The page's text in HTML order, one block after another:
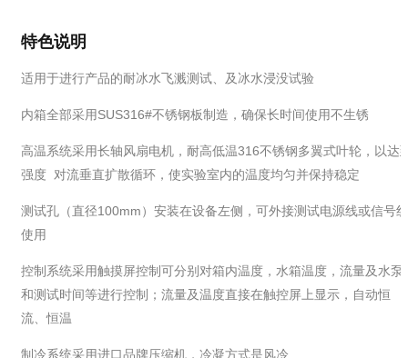
特色说明
适用于进行产品的耐冰水飞溅测试、及冰水浸没试验
内箱全部采用SUS316#不锈钢板制造，确保长时间使用不生锈
高温系统采用长轴风扇电机，耐高低温316不锈钢多翼式叶轮，以达
强度 对流垂直扩散循环，使实验室内的温度均匀并保持稳定
测试孔（直径100mm）安装在设备左侧，可外接测试电源线或信号线
使用
控制系统采用触摸屏控制可分别对箱内温度，水箱温度，流量及水泵
和测试时间等进行控制；流量及温度直接在触控屏上显示，自动恒
流、恒温
制冷系统采用进口品牌压缩机，冷凝方式是风冷